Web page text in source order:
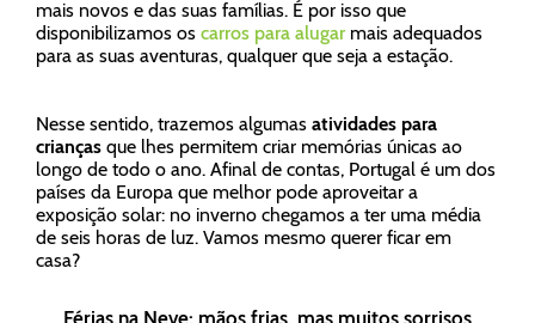
mais novos e das suas famílias. É por isso que
disponibilizamos os carros para alugar mais adequados
para as suas aventuras, qualquer que seja a estação.
Nesse sentido, trazemos algumas atividades para
crianças que lhes permitem criar memórias únicas ao
longo de todo o ano. Afinal de contas, Portugal é um dos
países da Europa que melhor pode aproveitar a
exposição solar: no inverno chegamos a ter uma média
de seis horas de luz. Vamos mesmo querer ficar em
casa?
Férias na Neve: mãos frias, mas muitos sorrisos